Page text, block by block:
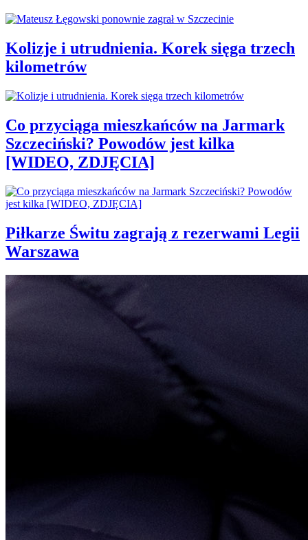
Kolizje i utrudnienia. Korek sięga trzech
kilometrów
Co przyciąga mieszkańców na Jarmark
Szczeciński? Powodów jest kilka
[WIDEO, ZDJĘCIA]
Piłkarze Świtu zagrają z rezerwami Legii
Warszawa